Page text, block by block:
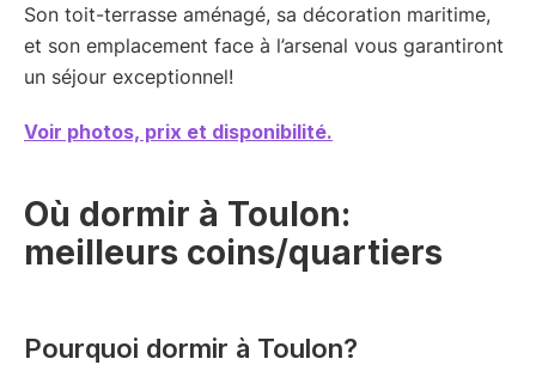
Son toit-terrasse aménagé, sa décoration maritime,
et son emplacement face à l’arsenal vous garantiront
un séjour exceptionnel!
Voir photos, prix et disponibilité.
Où dormir à Toulon:
meilleurs coins/quartiers
Pourquoi dormir à Toulon?